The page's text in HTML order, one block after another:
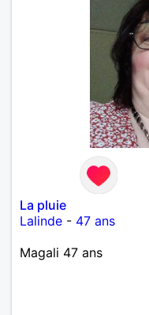
La pluie
Lalinde - 47 ans
Magali 47 ans